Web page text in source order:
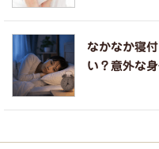
なかなか寝
い？意外な